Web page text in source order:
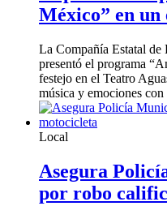
México” en un
La Compañía Estatal
presentó el programa
festejo en el Teatro
música y emociones
Local
Asegura
por robo